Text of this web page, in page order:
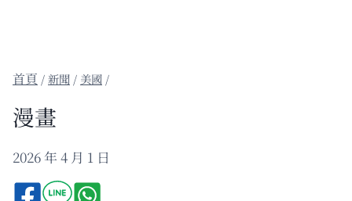
/新聞 / 美國 /
漫畫
2026 年 4 月 1 日